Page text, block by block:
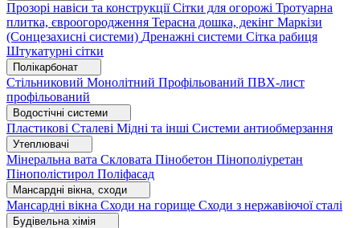
Прозорі навіси та конструкціїСітки для огорожі Тротуарна
плитка, євроогородження Терасна дошка, декінг Маркізи
(Сонцезахисні системи) Дренажні системи Сітка рабиця
Штукатурні сітки
Полікарбонат
Стільниковий Монолітний Профільований ПВХ-лист
профільований
Водостічні системи
Пластикові Сталеві Мідні та інші Системи антиобмерзання
Утеплювачі
Мінеральна вата Скловата Пінобетон Пінополіуретан
Пінополістирол Поліфасад
Мансардні вікна, сходи
Мансардні вікна Сходи на горище Сходи з нержавіючої сталі
Будівельна хімія